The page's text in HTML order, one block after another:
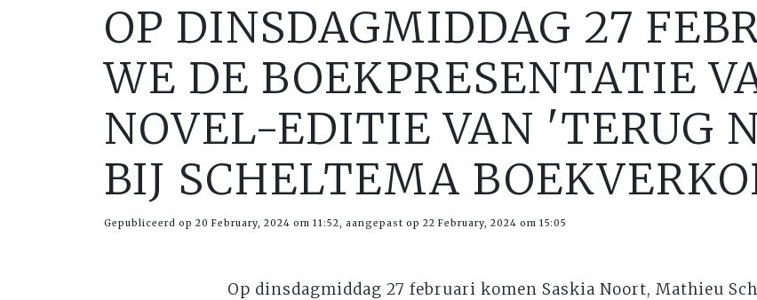
OP DINSDAGMIDDAG 27
WE DE BOEKPRESENTATIE
NOVEL-EDITIE VAN 'TERUG
BIJ SCHELTEMA
Gepubliceerd op 20 February, 2024 om 11:52, aangepast op 22 February, 2024 om 15:05
Op dinsdagmiddag 27 februari komen Saskia Noort, Mathieu